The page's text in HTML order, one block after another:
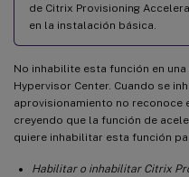
de Citrix Provisioning
en la instalación básica.
No inhabilite esta función en
Hypervisor Center. Cuando se
aprovisionamiento no reconoce
creyendo que la función de
quiere inhabilitar esta función
Habilitar o inhabilitar Citrix